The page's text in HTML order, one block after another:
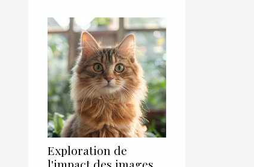
Exploration de